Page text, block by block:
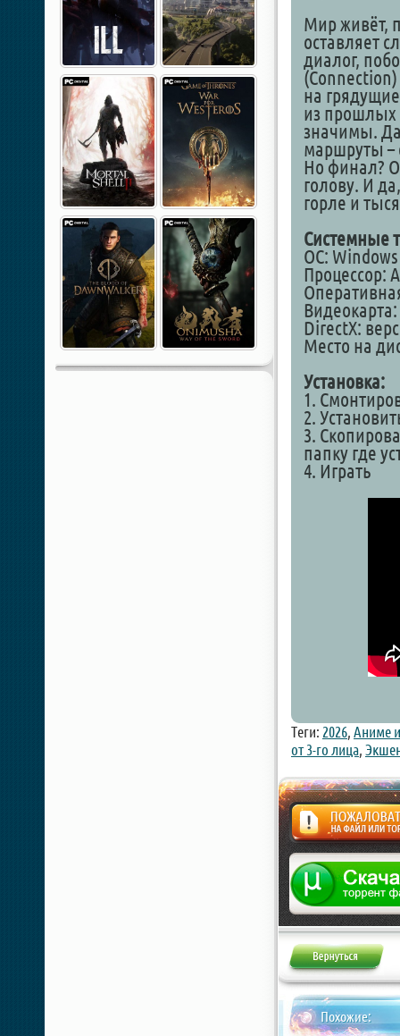
Мир живёт,
оставляет
диалог,
на
из прошлых
значимы.
маршруты –
Но финал?
голову. И
горле и
Системные
ОС: Windows
Процессор:
Видеокарта:
DirectX:
Место на
Установка:
1.
2.
3.
папку где
4. Играть
Теги: 2026, Аниме
от 3-го лица,
Жалоба
Похожие: